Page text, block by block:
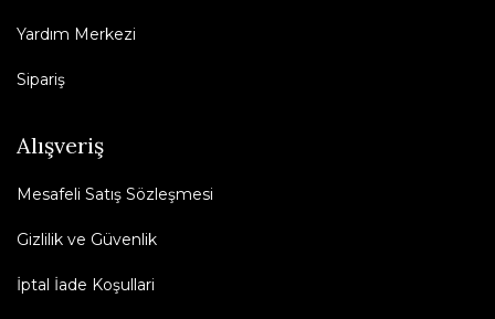
Yardım Merkezi
Sipariş
Alışveriş
Mesafeli Satış Sözleşmesi
Gizlilik ve Güvenlik
İptal İade Koşullari